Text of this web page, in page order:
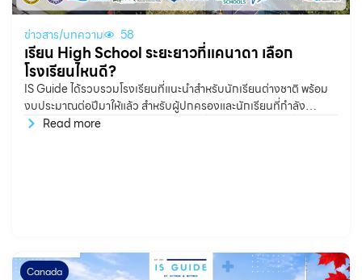
ข่าวสาร/บทความ 58
เรียน High School ระยะยาวที่แคนาดา เลือก
โรงเรียนไหนดี?
IS Guide ได้รวบรวมโรงเรียนที่แนะนำสำหรับนักเรียนต่างชาติ พร้อม
งบประมาณต่อปีมาให้แล้ว สำหรับผู้ปกครองและนักเรียนที่กำลัง
วางแผนไปเรียน High School ระยะยาวที่ประเทศแคนาดา หนึ่งใน
Read more
Canada